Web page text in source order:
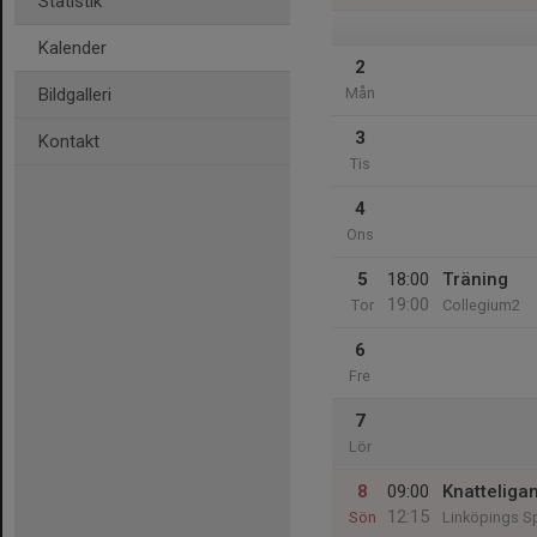
Kalender
Bildgalleri
Kontakt
2
Mån
3
Tis
4
Ons
5
Tor
18:00
19:00
Träning
Collegium2
6
Fre
7
Lör
8
Sön
09:00
12:15
Knatteligan
Linköpings